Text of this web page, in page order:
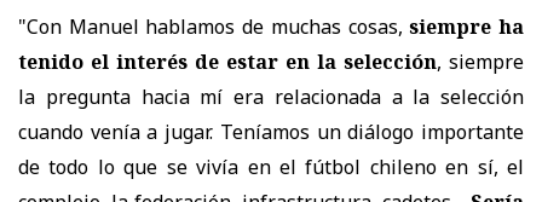
"Con Manuel hablamos de muchas cosas,siempre ha
tenido el interés de estar en la selección, siempre
la pregunta hacia mí era relacionada a la selección
cuando venía a jugar. Teníamos un diálogo importante
de todo lo que se vivía en el fútbol chileno en sí, el